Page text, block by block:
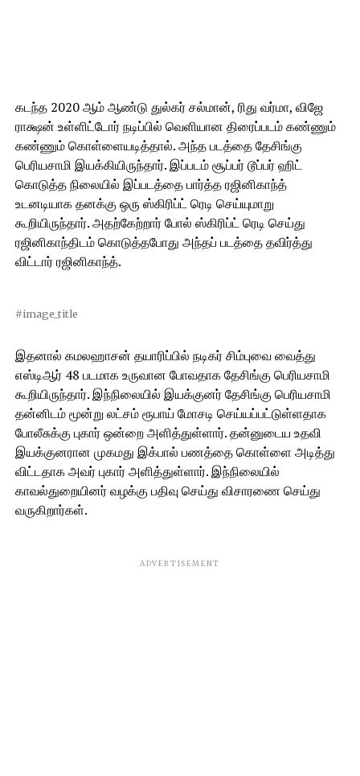
கடந்த 2020 ஆம் ஆண்டு துல்கர் சல்மான், ரிது வர்மா, விஜே
ராக்ஷன் உள்ளிட்டோர் நடிப்பில் வெளியான திரைப்படம் கண்ணும்
கண்ணும் கொள்ளையடித்தால். அந்த படத்தை தேசிங்கு
பெரியசாமி இயக்கியிருந்தார். இப்படம் சூப்பர் டூப்பர் ஹிட்
கொடுத்த நிலையில் இப்படத்தை பார்த்த ரஜினிகாந்த்
உடனடியாக தனக்கு ஒரு ஸ்கிரிப்ட் ரெடி செய்யுமாறு
கூறியிருந்தார். அதற்கேற்றார் போல் ஸ்கிரிப்ட் ரெடி செய்து
ரஜினிகாந்திடம் கொடுத்தபோது அந்தப் படத்தை தவிர்த்து
விட்டார் ரஜினிகாந்த்.
#image_title
இதனால் கமலஹாசன் தயாரிப்பில் நடிகர் சிம்புவை வைத்து
எஸ்டிஆர் 48 படமாக உருவான போவதாக தேசிங்கு பெரியசாமி
கூறியிருந்தார். இந்நிலையில் இயக்குனர் தேசிங்கு பெரியசாமி
தன்னிடம் மூன்று லட்சம் ரூபாய் மோசடி செய்யப்பட்டுள்ளதாக
போலீசுக்கு புகார் ஒன்றை அளித்துள்ளார். தன்னுடைய உதவி
இயக்குனரான முகமது இக்பால் பணத்தை கொள்ளை அடித்து
விட்டதாக அவர் புகார் அளித்துள்ளார். இந்நிலையில்
காவல்துறையினர் வழக்கு பதிவு செய்து விசாரணை செய்து
வருகிறார்கள்.
ADVERTISEMENT